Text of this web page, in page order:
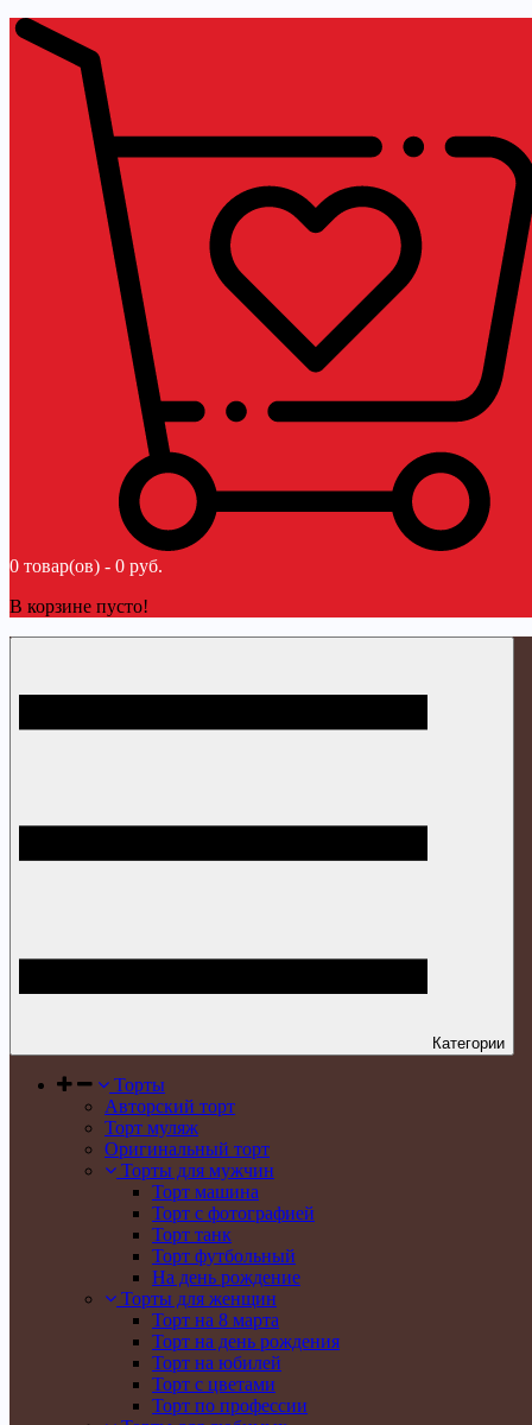
0 товар(ов) - 0 руб.
В корзине пусто!
Категории
Торты
Авторский торт
Торт муляж
Оригинальный торт
Торты для мужчин
Торт машина
Торт с фотографией
Торт танк
Торт футбольный
На день рождение
Торты для женщин
Торт на 8 марта
Торт на день рождения
Торт на юбилей
Торт с цветами
Торт по профессии